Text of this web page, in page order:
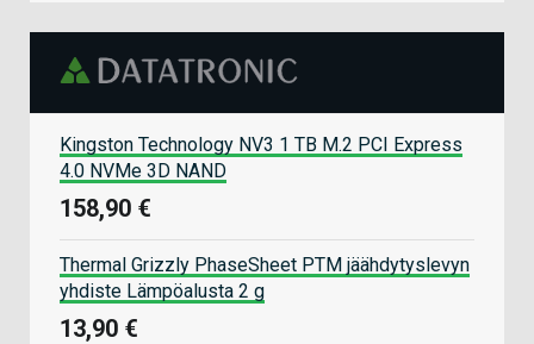
Kingston Technology NV3 1 TB M.2 PCI Express
4.0 NVMe 3D NAND
158,90 €
Thermal Grizzly PhaseSheet PTM jäähdytyslevyn
yhdiste Lämpöalusta 2 g
13,90 €